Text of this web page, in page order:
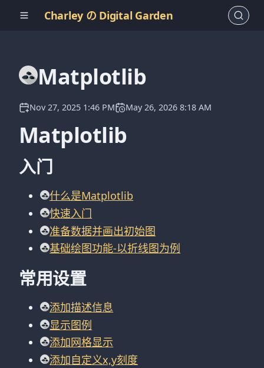
Charley の Digital Garden
Matplotlib
Nov 27, 2025 1:46 PM May 26, 2026 8:18 AM
Matplotlib
入门
什么是Matplotlib
快速入门
准备数据并画出初始图
基础绘图功能-以折线图为例
常用设置
添加描述信息
显示图例
添加网格显示
添加自定义x,y刻度